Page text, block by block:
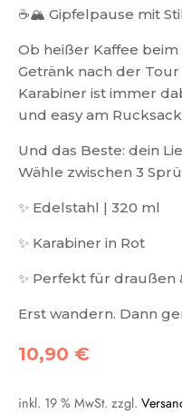
☕🏔️ Gipfelpause mit Stil
Ob heißer Kaffee
Getränk nach der
Karabiner ist immer
und easy am
Und das Beste: dein
Wähle zwischen 3
✨ Edelstahl | 320 ml
✨ Karabiner in Rot
✨ Perfekt für draußen
Erst wandern. Dann
10,90 €
inkl. 19 % MwSt. zzgl.